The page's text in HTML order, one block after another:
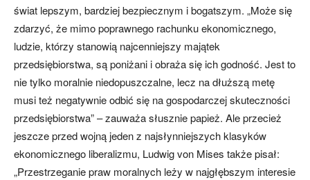
świat lepszym, bardziej bezpiecznym i bogatszym. „Może się
zdarzyć, że mimo poprawnego rachunku ekonomicznego,
ludzie, którzy stanowią najcenniejszy majątek
przedsiębiorstwa, są poniżani i obraża się ich godność. Jest to
nie tylko moralnie niedopuszczalne, lecz na dłuższą metę
musi też negatywnie odbić się na gospodarczej skuteczności
przedsiębiorstwa” – zauważa słusznie papież. Ale przecież
jeszcze przed wojną jeden z najsłynniejszych klasyków
ekonomicznego liberalizmu, Ludwig von Mises także pisał:
„Przestrzeganie praw moralnych leży w najgłębszym interesie